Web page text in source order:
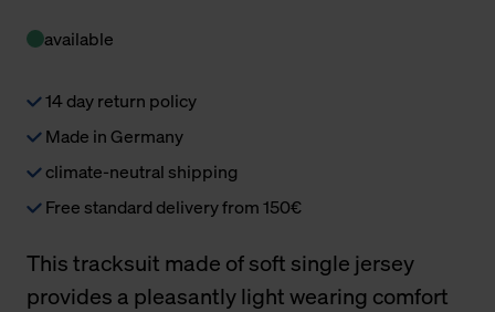
available
14 day return policy
Made in Germany
climate-neutral shipping
Free standard delivery from 150€
This tracksuit made of soft single jersey
provides a pleasantly light wearing comfort